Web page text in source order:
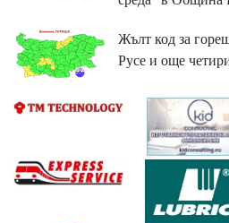
Жълт код за
Русе и още